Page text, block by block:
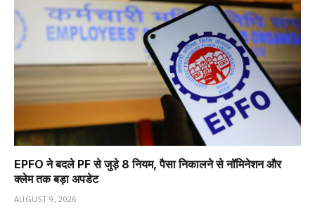
EPFO ने बदले PF से जुड़े 8 नियम, पैसा निकालने से नॉमिनेशन और
क्लेम तक बड़ा अपडेट
AUGUST 9, 2026